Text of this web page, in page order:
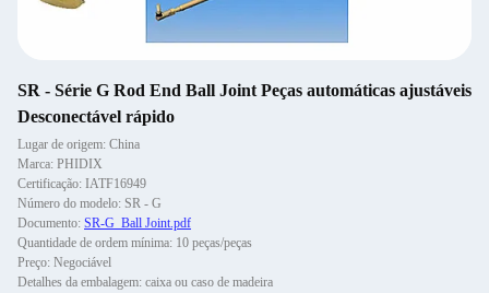
SR - Série G Rod End Ball Joint Peças automáticas ajustáveis
Desconectável rápido
Lugar de origem: China
Marca: PHIDIX
Certificação: IATF16949
Número do modelo: SR - G
Documento: SR-G_Ball Joint.pdf
Quantidade de ordem mínima: 10 peças/peças
Preço: Negociável
Detalhes da embalagem: caixa ou caso de madeira